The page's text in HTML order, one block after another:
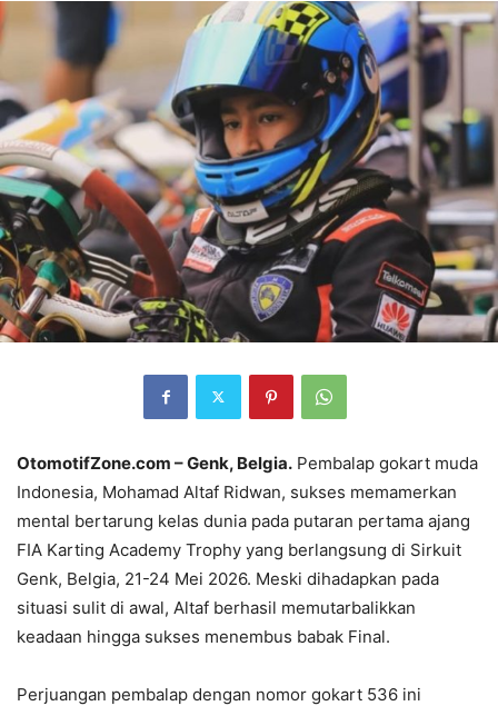
OtomotifZone.com – Genk, Belgia. Pembalap gokart muda
Indonesia, Mohamad Altaf Ridwan, sukses memamerkan
mental bertarung kelas dunia pada putaran pertama ajang
FIA Karting Academy Trophy yang berlangsung di Sirkuit
Genk, Belgia, 21-24 Mei 2026. Meski dihadapkan pada
situasi sulit di awal, Altaf berhasil memutarbalikkan
keadaan hingga sukses menembus babak Final.
Perjuangan pembalap dengan nomor gokart 536 ini